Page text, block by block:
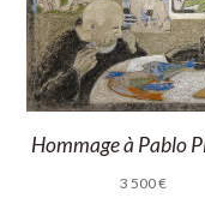
Hommage à Pablo
3 500€